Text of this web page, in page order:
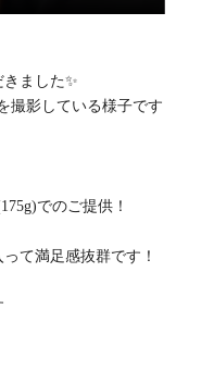
ました✨
撮影している様子です
でのご提供！
て満足感抜群です！